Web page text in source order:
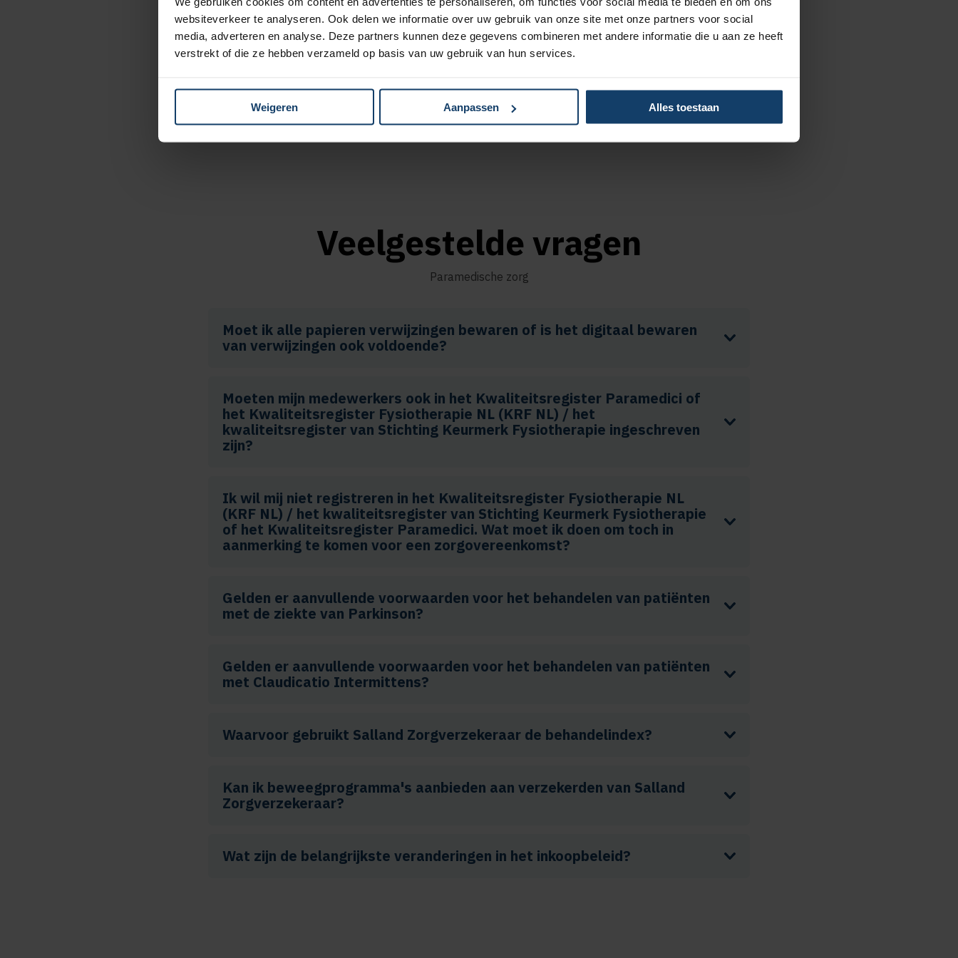
websiteverkeer te analyseren. Ook delen we informatie over uw gebruik van onze site met onze partners voor social
media, adverteren en analyse. Deze partners kunnen deze gegevens combineren met andere informatie die u aan ze heeft
verstrekt of die ze hebben verzameld op basis van uw gebruik van hun services.
Weigeren Aanpassen Alles toestaan
op twee onderdelen gewijzigd. Lees hier het
nieuwsbericht.
Nieuwsbericht
Per 1 juli 2024 wordt deze zorg niet meer vergoed
uit de basisverzekering. Minister voor Medische
Zorg zegt een overgangsregeling toe tot 1 januari
maken van deze zorg. Meer informatie:
Zorginstituut Nederland
Veelgestelde vragen
Paramedische zorg
Moet ik alle papieren verwijzingen bewaren of is het digitaal bewaren
van verwijzingen ook voldoende?
Moeten mijn medewerkers ook in het Kwaliteitsregister Paramedici of
het Kwaliteitsregister Fysiotherapie NL (KRF NL) / het
kwaliteitsregister van Stichting Keurmerk Fysiotherapie ingeschreven
zijn?
Ik wil mij niet registreren in het Kwaliteitsregister Fysiotherapie NL
(KRF NL) / het kwaliteitsregister van Stichting Keurmerk Fysiotherapie
of het Kwaliteitsregister Paramedici. Wat moet ik doen om toch in
aanmerking te komen voor een zorgovereenkomst?
Gelden er aanvullende voorwaarden voor het behandelen van patiënten
met de ziekte van Parkinson?
Gelden er aanvullende voorwaarden voor het behandelen van patiënten
met Claudicatio Intermittens?
Waarvoor gebruikt Salland Zorgverzekeraar de behandelindex?
Kan ik beweegprogramma's aanbieden aan verzekerden van Salland
Zorgverzekeraar?
Wat zijn de belangrijkste veranderingen in het inkoopbeleid?